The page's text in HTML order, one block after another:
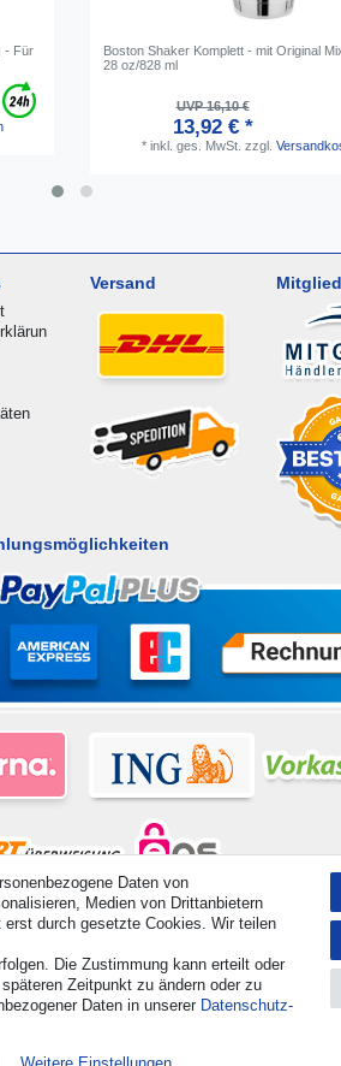
- Für
Boston Shaker Komplett - mit Original
28 oz/828 ml
UVP 16,10 €
13,92 € *
* inkl. ges. MwSt. zzgl.
Versand
19% MwSt. | Grundpreise siehe Artikeldetail | *Gilt für
widerrufen Kontakt
Daten von
Medien von Drittanbietern
durch gesetzte Cookies. Wir teilen
Die Zustimmung kann erteilt oder
Zeitpunkt zu ändern oder zu
Daten in unserer Daten­schutz­